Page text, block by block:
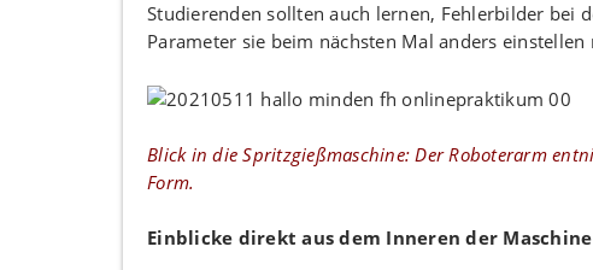
Studierenden sollten auch lernen, Fehlerbilder bei
Parameter sie beim nächsten Mal anders einstellen
Blick in die Spritzgießmaschine: Der Roboterarm
Form.
Einblicke direkt aus dem Inneren der Maschine